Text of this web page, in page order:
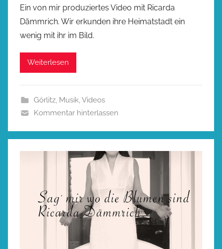
Ein von mir produziertes Video mit Ricarda
Dämmrich. Wir erkunden ihre Heimatstadt ein
wenig mit ihr im Bild.
Weiterlesen
Görlitz, Musik,Videos
Kommentar hinterlassen